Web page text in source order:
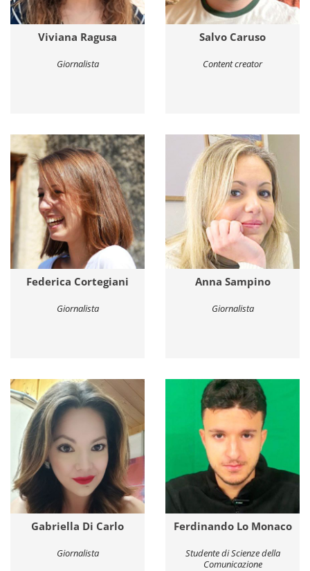
Viviana Ragusa
Giornalista
Salvo Caruso
Content creator
Federica Cortegiani
Giornalista
Anna Sampino
Giornalista
Gabriella Di Carlo
Giornalista
Ferdinando Lo Monaco
Studente di Scienze della
Comunicazione